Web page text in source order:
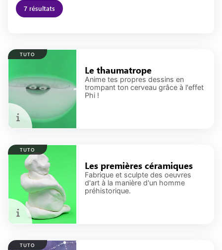
7 résultats
TUTO
Le thaumatrope
Anime tes propres dessins en
trompant ton cerveau grâce à l'effet
Phi !
TUTO
Les premières céramiques
Fabrique et sculpte des oeuvres
d'art à la manière d'un homme
préhistorique.
TUTO